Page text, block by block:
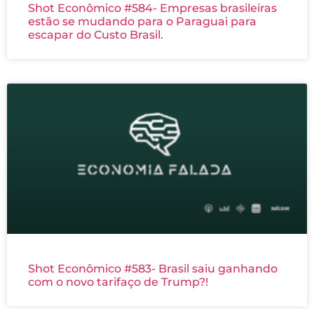
Shot Econômico #584- Empresas brasileiras
estão se mudando para o Paraguai para
escapar do Custo Brasil.
Shot Econômico #583- Brasil saiu ganhando
com o novo tarifaço de Trump?!